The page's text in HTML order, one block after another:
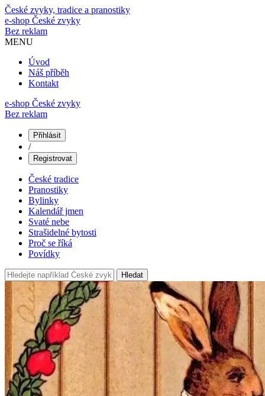
České zvyky, tradice a pranostiky
e-shop České zvyky
Bez reklam
MENU
Úvod
Náš příběh
Kontakt
e-shop České zvyky
Bez reklam
Přihlásit
/
Registrovat
České tradice
Pranostiky
Bylinky
Kalendář jmen
Svaté nebe
Strašidelné bytosti
Proč se říká
Povídky
Hledat